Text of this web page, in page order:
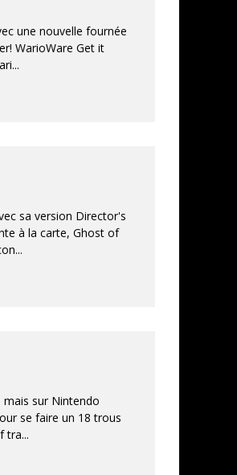
une nouvelle fournée
WarioWare Get it
...
sa version Director's
à la carte, Ghost of
...
sur Nintendo
se faire un 18 trous
tra...